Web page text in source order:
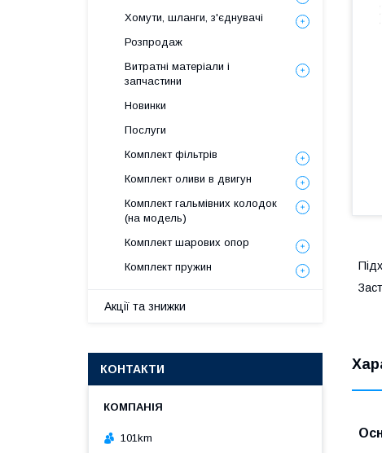
Хомути, шланги, з'єднувачі
Розпродаж
Витратні матеріали і
запчастини
Новинки
Послуги
Комплект фільтрів
Комплект оливи в двигун
Комплект гальмівних колодок
(на модель)
Комплект шарових опор
Комплект пружин
Акції та знижки
КОНТАКТИ
101km